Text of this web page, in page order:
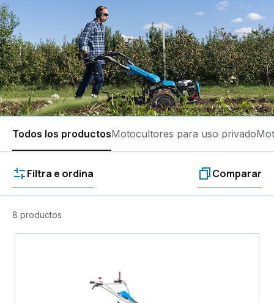
Todos los productosMotocultores para uso privado
Filtra e ordina Comparar
8 productos